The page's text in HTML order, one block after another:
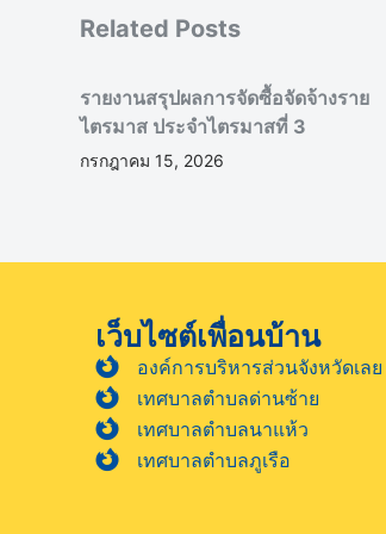
Related Posts
รายงานสรุปผลการจัดซื้อจัดจ้างราย
ไตรมาส ประจำไตรมาสที่ 3
กรกฎาคม 15, 2026
เว็บไซต์เพื่อนบ้าน
องค์การบริหารส่วนจังหวัดเลย
เทศบาลตำบลด่านซ้าย
เทศบาลตำบลนาแห้ว
เทศบาลตำบลภูเรือ